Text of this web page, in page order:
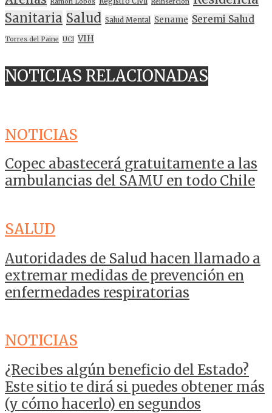
Sanitaria Salud Salud Mental Sename Seremi Salud
Torres del Paine UCI VIH
NOTICIAS RELACIONADAS
NOTICIAS
Copec abastecerá gratuitamente a las
ambulancias del SAMU en todo Chile
SALUD
Autoridades de Salud hacen llamado a
extremar medidas de prevención en
enfermedades respiratorias
NOTICIAS
¿Recibes algún beneficio del Estado?
Este sitio te dirá si puedes obtener más
(y cómo hacerlo) en segundos